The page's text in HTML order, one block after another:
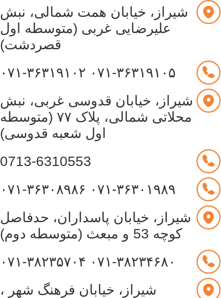
شیراز، خیابان همت شمالی، نبش
علیرضایی غربی (متوسطه اول
قصردشت)
۰۷۱-۳۶۳۱۹۱۰۵ ۰۷۱-۳۶۳۱۹۱۰۲
شیراز، خیابان قدوسی غربی، نبش
محلاتی شمالی، پلاک ۷۷ (متوسطه
اول شعبه قدوسی)
0713-6310553
۰۷۱-۳۶۳۰۱۹۸۹ ۰۷۱-۳۶۳۰۸۹۸۶
شیراز، خیابان پاسداران، حدفاصل
کوچه 53 و مبعث (متوسطه دوم)
۰۷۱-۳۸۲۳۴۶۸۰ ۰۷۱-۳۸۲۳۵۷۰۴
شیراز، خیابان فرهنگ شهر ،